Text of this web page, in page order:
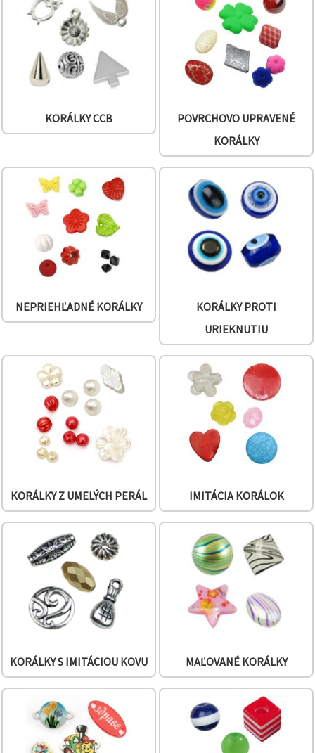
obsah a
reklamu, aj
s pomocou
partnerov
analytiku a
marketing.
používaním
všetkých
kliknutím
na "Prijať
Alebo
môžete
preferencie
Nastaveniach
výberom
súborov
kliknutím
Prijať
všetko
Nastavenia
KORÁLKY CCB
POVRCHOVO UPRAVENÉ
KORÁLKY
NEPRIEHĽADNÉ KORÁLKY
KORÁLKY PROTI
URIEKNUTIU
KORÁLKY Z UMELÝCH PERÁL IMITÁCIA KORÁLOK
KORÁLKY S IMITÁCIOU KOVU MAĽOVANÉ KORÁLKY